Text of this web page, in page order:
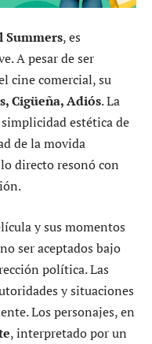
Summers, es
A pesar de ser
cine comercial, su
Cigüeña, Adiós. La
estética de
de la movida
directo resonó con
y sus momentos
ser aceptados bajo
política. Las
y situaciones
Los personajes, en
, interpretado por un